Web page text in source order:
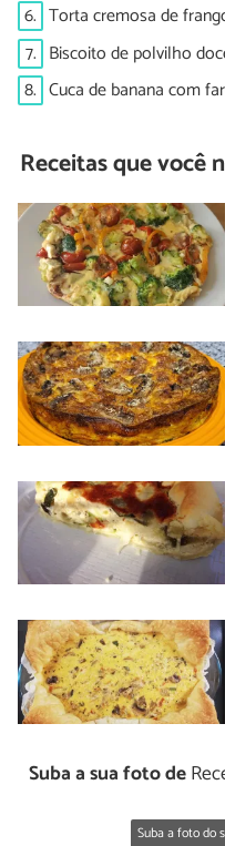
6. Torta cremosa de
7. Biscoito de polvilho
8. Cuca de banana com
Receitas que você
Suba a sua foto de
Suba a foto do